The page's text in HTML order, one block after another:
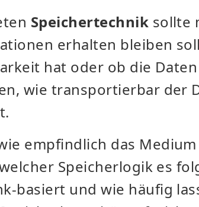
Speichertechnik sollte
erhalten bleiben
hat oder ob die
wie transportierbar der
empfindlich das
Speicherlogik es
basiert und wie häufig